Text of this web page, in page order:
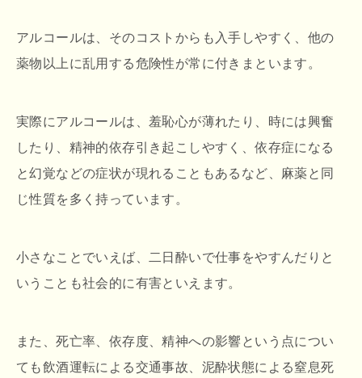
アルコールは、そのコストからも入手しやすく、他の
薬物以上に乱用する危険性が常に付きまといます。
実際にアルコールは、羞恥心が薄れたり、時には興奮
したり、精神的依存引き起こしやすく、依存症になる
と幻覚などの症状が現れることもあるなど、麻薬と同
じ性質を多く持っています。
小さなことでいえば、二日酔いで仕事をやすんだりと
いうことも社会的に有害といえます。
また、死亡率、依存度、精神への影響という点につい
ても飲酒運転による交通事故、泥酔状態による窒息死